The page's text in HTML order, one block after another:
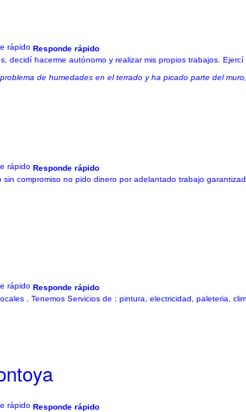
Responde rápido
hacerme autónomo y realizar mis propios trabajos.
de humedades en el terrado y ha picado parte del
Responde rápido
compromiso no pido dinero por adelantado trabajo
Responde rápido
. Tenemos Servicios de : pintura, electricidad, paleteria,
Responde rápido